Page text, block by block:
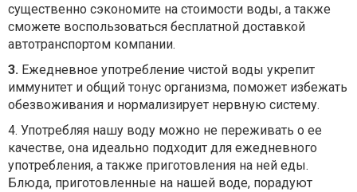
существенно сэкономите на стоимости воды, а также
сможете воспользоваться бесплатной доставкой
автотранспортом компании.
3. Ежедневное употребление чистой воды укрепит
иммунитет и общий тонус организма, поможет избежать
обезвоживания и нормализирует нервную систему.
4. Употребляя нашу воду можно не переживать о ее
качестве, она идеально подходит для ежедневного
употребления, а также приготовления на ней еды.
Блюда, приготовленные на нашей воде, порадуют